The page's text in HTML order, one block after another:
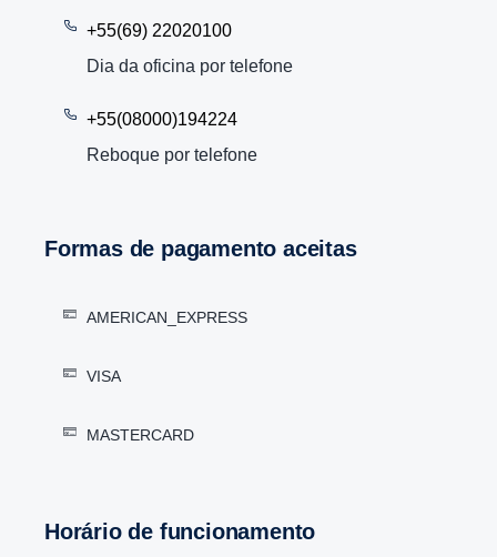
+55(69) 22020100
Dia da oficina por telefone
+55(08000)194224
Reboque por telefone
Formas de pagamento aceitas
AMERICAN_EXPRESS
VISA
MASTERCARD
Horário de funcionamento